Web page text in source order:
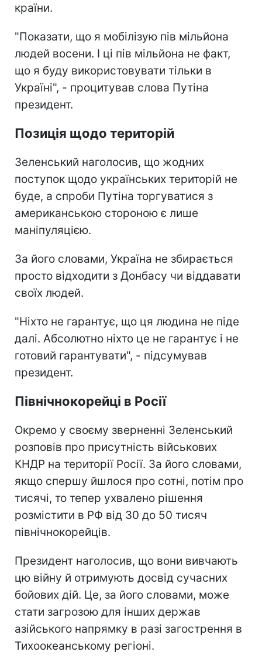
країни.
"Показати, що я мобілізую пів мільйона
людей восени. І ці пів мільйона не факт,
що я буду використовувати тільки в
Україні", - процитував слова Путіна
президент.
Позиція щодо територій
Зеленський наголосив, що жодних
поступок щодо українських територій не
буде, а спроби Путіна торгуватися з
американською стороною є лише
маніпуляцією.
За його словами, Україна не збирається
просто відходити з Донбасу чи віддавати
своїх людей.
"Ніхто не гарантує, що ця людина не піде
далі. Абсолютно ніхто це не гарантує і не
готовий гарантувати", - підсумував
президент.
Північнокорейці в Росії
Окремо у своєму зверненні Зеленський
розповів про присутність військових
КНДР на території Росії. За його словами,
якщо спершу йшлося про сотні, потім про
тисячі, то тепер ухвалено рішення
розмістити в РФ від 30 до 50 тисяч
північнокорейців.
Президент наголосив, що вони вивчають
цю війну й отримують досвід сучасних
бойових дій. Це, за його словами, може
стати загрозою для інших держав
азійського напрямку в разі загострення в
Тихоокеанському регіоні.